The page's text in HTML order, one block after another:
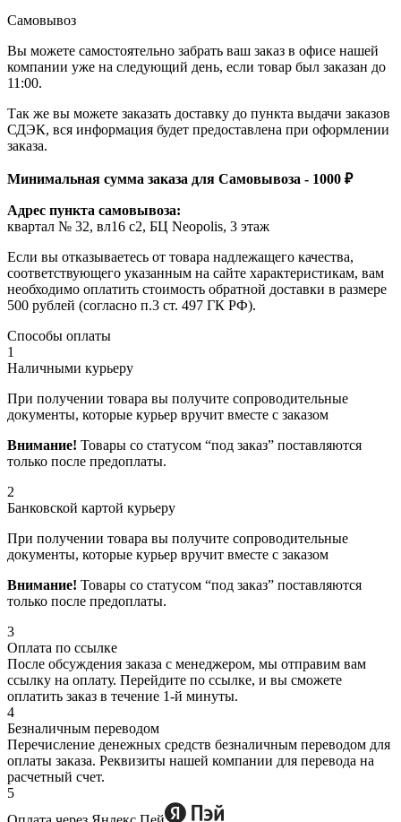
Самовывоз
Вы можете самостоятельно забрать ваш заказ в офисе нашей
компании уже на следующий день, если товар был заказан до
11:00.
Так же вы можете заказать доставку до пункта выдачи заказов
СДЭК, вся информация будет предоставлена при оформлении
заказа.
Минимальная сумма заказа для Самовывоза - 1000 ₽
Адрес пункта самовывоза:
квартал № 32, вл16 с2, БЦ Neopolis, 3 этаж
Если вы отказываетесь от товара надлежащего качества,
соответствующего указанным на сайте характеристикам, вам
необходимо оплатить стоимость обратной доставки в размере
500 рублей (согласно п.3 ст. 497 ГК РФ).
Способы оплаты
1
Наличными курьеру
При получении товара вы получите сопроводительные
документы, которые курьер вручит вместе с заказом
Внимание! Товары со статусом “под заказ” поставляются
только после предоплаты.
2
Банковской картой курьеру
При получении товара вы получите сопроводительные
документы, которые курьер вручит вместе с заказом
Внимание! Товары со статусом “под заказ” поставляются
только после предоплаты.
3
Оплата по ссылке
После обсуждения заказа с менеджером, мы отправим вам
ссылку на оплату. Перейдите по ссылке, и вы сможете
оплатить заказ в течение 1-й минуты.
4
Безналичным переводом
Перечисление денежных средств безналичным переводом для
оплаты заказа. Реквизиты нашей компании для перевода на
расчетный счет.
5